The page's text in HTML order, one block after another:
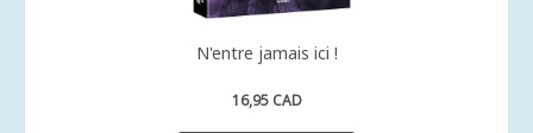
N'entre jamais ici !
16,95 CAD